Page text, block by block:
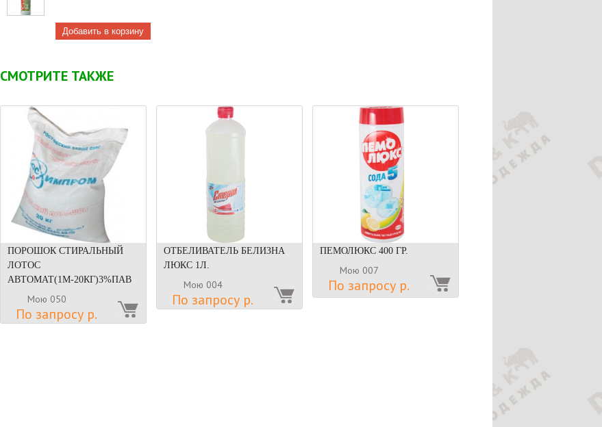
СМОТРИТЕ ТАКЖЕ
ПОРОШОК СТИРАЛЬНЫЙ
ЛОТОС
АВТОМАТ(1М-20КГ)3%ПАВ
Мою 050
По запросу р.
ОТБЕЛИВАТЕЛЬ БЕЛИЗНА
ЛЮКС 1Л.
Мою 004
По запросу р.
ПЕМОЛЮКС 400 ГР.
Мою 007
По запросу р.